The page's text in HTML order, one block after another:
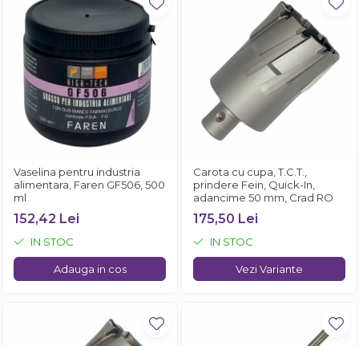
Vaselina pentru industria
alimentara, Faren GF506, 500
ml
152,42 Lei
IN STOC
Adauga in cos
Carota cu cupa, T.C.T.,
prindere Fein, Quick-In,
adancime 50 mm, Crad RO
175,50 Lei
IN STOC
Vezi Variante